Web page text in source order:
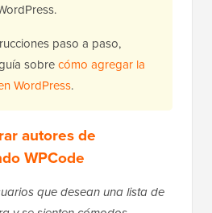
paso a paso,
sobrecómo agregar la
WordPress.
autores de
WPCode
que desean una lista de